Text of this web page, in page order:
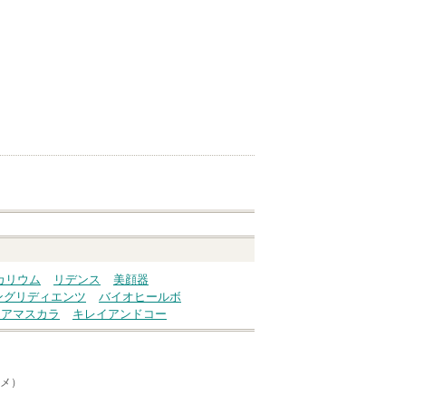
リウム リデンス
美顔器
グリディエンツ
バイオヒールボ
マスカラ キレイアンドコー
）